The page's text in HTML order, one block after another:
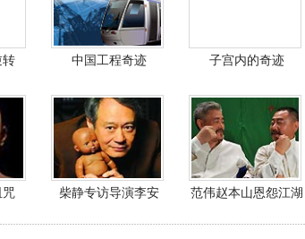
转 中国工程奇迹 子宫内的奇迹
咒 柴静专访导演李安 范伟赵本山恩怨江湖